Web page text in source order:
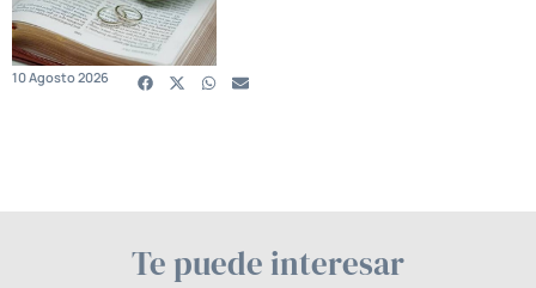
10 Agosto 2026
Te puede interesar